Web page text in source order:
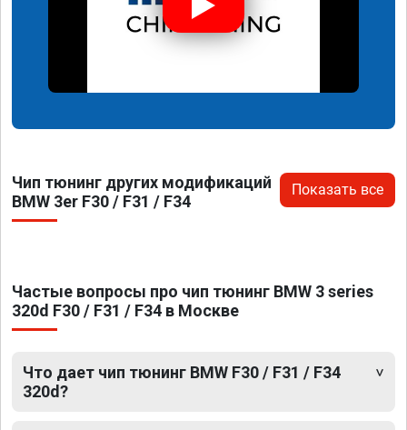
Чип тюнинг других модификаций
BMW 3er F30 / F31 / F34
Показать все
Частые вопросы про чип тюнинг BMW 3 series
320d F30 / F31 / F34 в Москве
Что дает чип тюнинг BMW F30 / F31 / F34
320d?